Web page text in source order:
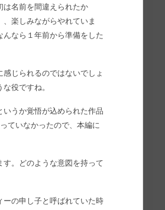
は名前を間違えられたか
楽しみながらやれていま
なら１年前から準備をした
じられるのではないでしょ
役ですね。
いうか覚悟が込められた作品
ていなかったので、本編に
す。どのような意図を持って
ーの申し子と呼ばれていた時